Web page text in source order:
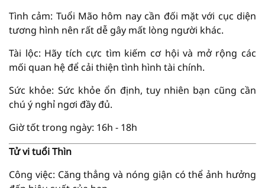
Tình cảm: Tuổi Mão hôm nay cần đối mặt với cục diện
tương hình nên rất dễ gây mất lòng người khác.
Tài lộc: Hãy tích cực tìm kiếm cơ hội và mở rộng các
mối quan hệ để cải thiện tình hình tài chính.
Sức khỏe: Sức khỏe ổn định, tuy nhiên bạn cũng cần
chú ý nghỉ ngơi đầy đủ.
Giờ tốt trong ngày: 16h - 18h
Tử vi tuổi Thìn
Công việc: Căng thẳng và nóng giận có thể ảnh hưởng